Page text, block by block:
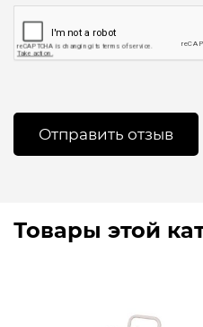
Товары этой